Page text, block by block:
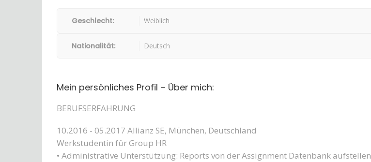
Geschlecht: Weiblich
Nationalität: Deutsch
Mein persönliches Profil – Über mich:
BERUFSERFAHRUNG
10.2016 - 05.2017 Allianz SE, München, Deutschland
Werkstudentin für Group HR
• Administrative Unterstützung: Reports von der Assignment Datenbank aufstellen